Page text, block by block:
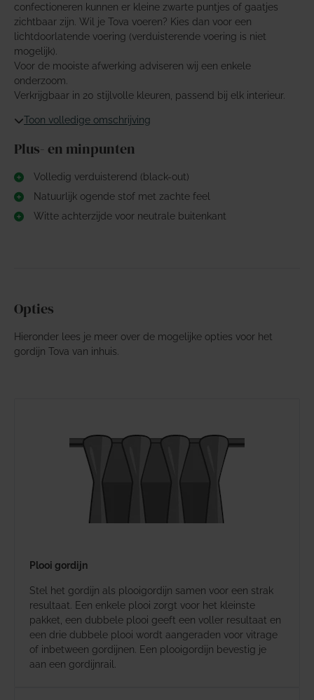
confectioneren kunnen er kleine zwarte puntjes of gaatjes
zichtbaar zijn. Wil je Tova voeren? Kies dan voor een
lichtdoorlatende voering (verduisterende voering is niet
mogelijk).
Voor de mooiste afwerking adviseren wij een enkele
onderzoom.
Verkrijgbaar in 20 stijlvolle kleuren, passend bij elk interieur.
Toon volledige omschrijving
Plus- en minpunten
Volledig verduisterend (black-out)
Natuurlijk ogende stof met zachte feel
Witte achterzijde voor neutrale buitenkant
Opties
Hieronder lees je meer over de mogelijke opties voor het
gordijn Tova van inhuis.
Plooi gordijn
Stel het gordijn als plooigordijn samen voor een strak
resultaat. Een enkele plooi zorgt voor het kleinste
pakket, een dubbele plooi geeft een voller resultaat en
een drie dubbele plooi wordt aangeraden voor vitrage
of inbetween gordijnen. Een plooigordijn bevestig je
aan een gordijnrail.